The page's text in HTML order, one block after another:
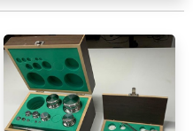
de Balanças|
|
Conserto de
Balança Digital|